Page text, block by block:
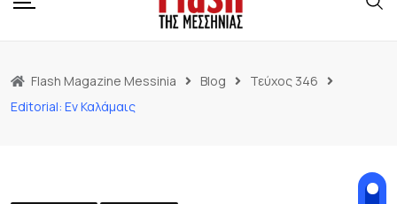
Flash Magazine Messinia Blog
Τεύχος 346
Editorial: Εν Καλάμαις